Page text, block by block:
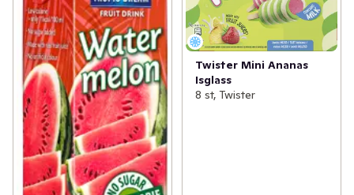
Twister Mini Ananas
Isglass
8 st, Twister